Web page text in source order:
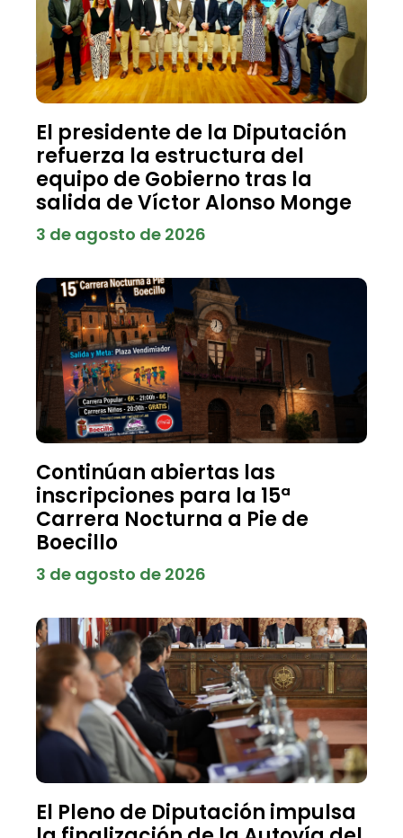
El presidente de la Diputación
refuerza la estructura del
equipo de Gobierno tras la
salida de Víctor Alonso Monge
3 de agosto de 2026
Continúan abiertas las
inscripciones para la 15ª
Carrera Nocturna a Pie de
Boecillo
3 de agosto de 2026
El Pleno de Diputación impulsa